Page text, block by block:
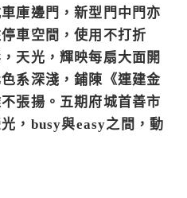
庫邊門，新型門中門亦
車空間，使用不打折
天光，輝映每扇大面開
系深淺，鋪陳《連建金
張揚。五期府城首善市
，busy與easy之間，動